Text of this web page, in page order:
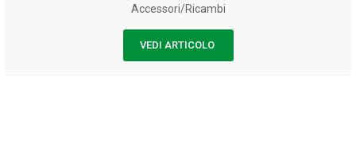
Accessori/Ricambi
VEDI ARTICOLO